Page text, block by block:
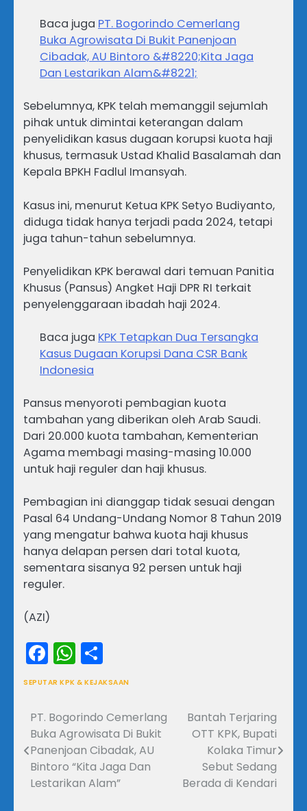
Baca juga PT. Bogorindo Cemerlang
Buka Agrowisata Di Bukit Panenjoan
Cibadak, AU Bintoro &#8220;Kita Jaga
Dan Lestarikan Alam&#8221;
Sebelumnya, KPK telah memanggil sejumlah
pihak untuk dimintai keterangan dalam
penyelidikan kasus dugaan korupsi kuota haji
khusus, termasuk Ustad Khalid Basalamah dan
Kepala BPKH Fadlul Imansyah.
Kasus ini, menurut Ketua KPK Setyo Budiyanto,
diduga tidak hanya terjadi pada 2024, tetapi
juga tahun-tahun sebelumnya.
Penyelidikan KPK berawal dari temuan Panitia
Khusus (Pansus) Angket Haji DPR RI terkait
penyelenggaraan ibadah haji 2024.
Baca juga KPK Tetapkan Dua Tersangka
Kasus Dugaan Korupsi Dana CSR Bank
Indonesia
Pansus menyoroti pembagian kuota
tambahan yang diberikan oleh Arab Saudi.
Dari 20.000 kuota tambahan, Kementerian
Agama membagi masing-masing 10.000
untuk haji reguler dan haji khusus.
Pembagian ini dianggap tidak sesuai dengan
Pasal 64 Undang-Undang Nomor 8 Tahun 2019
yang mengatur bahwa kuota haji khusus
hanya delapan persen dari total kuota,
sementara sisanya 92 persen untuk haji
reguler.
(AZI)
Facebook
WhatsApp
SEPUTAR KPK & KEJAKSAAN
Navigasi
pos
PT. Bogorindo Cemerlang
Buka Agrowisata Di Bukit
Panenjoan Cibadak, AU
Bintoro “Kita Jaga Dan
Lestarikan Alam”
Bantah Terjaring
OTT KPK, Bupati
Kolaka Timur
Sebut Sedang
Berada di Kendari